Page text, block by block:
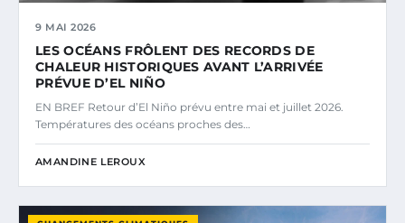
9 MAI 2026
LES OCÉANS FRÔLENT DES RECORDS DE
CHALEUR HISTORIQUES AVANT L’ARRIVÉE
PRÉVUE D’EL NIÑO
EN BREF Retour d’El Niño prévu entre mai et juillet 2026.
Températures des océans proches des…
AMANDINE LEROUX